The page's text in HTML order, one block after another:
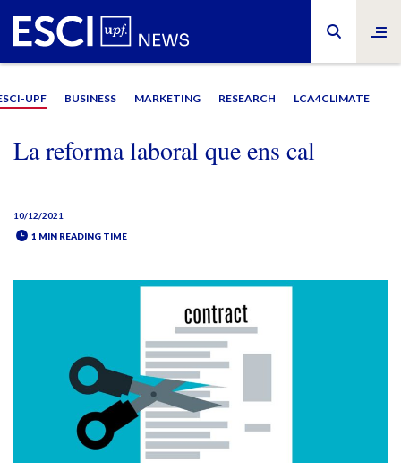
UPF BUSINESS MARKETING RESEARCH LCA4CLIMATE
La reforma laboral que ens cal
10/12/2021
1 MIN READING TIME